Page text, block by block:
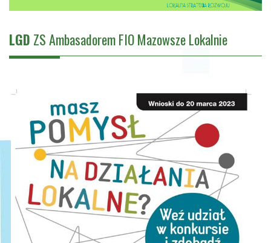
LGD ZS Ambasadorem FIO Mazowsze Lokalnie